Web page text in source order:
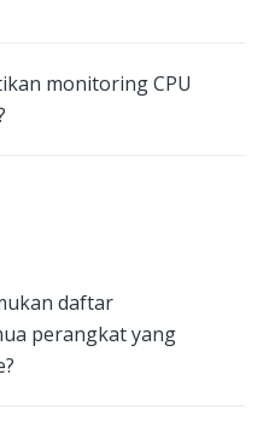
monitoring CPU
daftar
perangkat yang